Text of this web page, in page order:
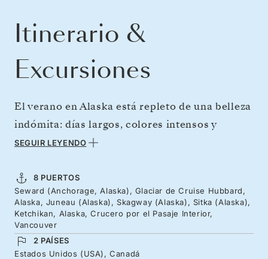
Itinerario &
Excursiones
El verano en Alaska está repleto de una belleza
indómita: días largos, colores intensos y
abundante vida salvaje. Poco después de partir
hielo azul de once kilómetros de ancho, y
podrá presenciar cómo el sol derrite grandes
trozos helados que caen en picado hacia el
agua. Explore fiordos y costas vírgenes donde
conviven ballenas, leones marinos, marsopas,
SEGUIR LEYENDO
8 PUERTOS
Seward (Anchorage, Alaska), Glaciar de Cruise Hubbard,
Alaska, Juneau (Alaska), Skagway (Alaska), Sitka (Alaska),
Ketchikan, Alaska, Crucero por el Pasaje Interior,
Vancouver
2 PAÍSES
Estados Unidos (USA), Canadá